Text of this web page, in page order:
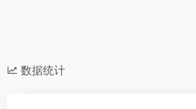
数据统计